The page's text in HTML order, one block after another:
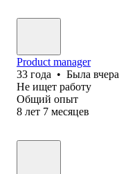
Product manager
33 года • Была вчера
Не ищет работу
Общий опыт
8 лет 7 месяцев